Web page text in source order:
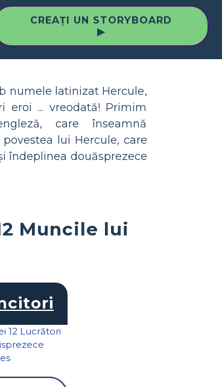
CREAȚI UN STORYBOARD
▶
numele latinizat Hercule,
... vreodată! Primim
care înseamnă
lui Hercule, care
îndeplinea douăsprezece
Muncile lui